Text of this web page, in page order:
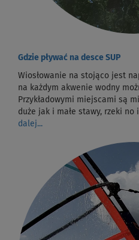
Gdzie pływać na desce SUP
Wiosłowanie na stojąco jest
na każdym akwenie wodny
Przykładowymi miejscami są
duże jak i małe stawy, rzeki no
dalej...